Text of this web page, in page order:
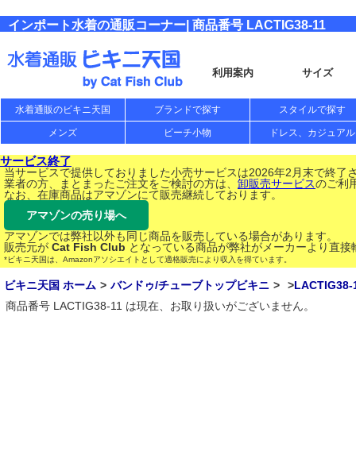
インポート水着の通販コーナー| 商品番号 LACTIG38-11
利用案内 サイズ
水着通販のビキニ天国 ブランドで探す スタイルで探す
メンズ ビーチ小物 ドレス、カジュアル
サービス終了
当サービスで提供しておりました小売サービスは2026年2月末で終了
業者の方、まとまったご注文をご検討の方は、 卸販売サービスのご利
なお、在庫商品はアマゾンにて販売継続しております。
アマゾンの売り場へ
アマゾンでは弊社以外も同じ商品を販売している場合があります。
販売元が Cat Fish Club となっている商品が弊社がメーカーより直
*ビキニ天国は、Amazonアソシエイトとして適格販売により収入を得ています。
ビキニ天国 ホーム バンドゥ/チューブトップビキニ
LACTIG38-
商品番号 LACTIG38-11 は現在、お取り扱いがございません。